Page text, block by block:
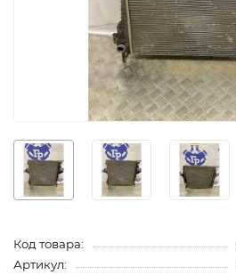
Код товара:
Артикул: